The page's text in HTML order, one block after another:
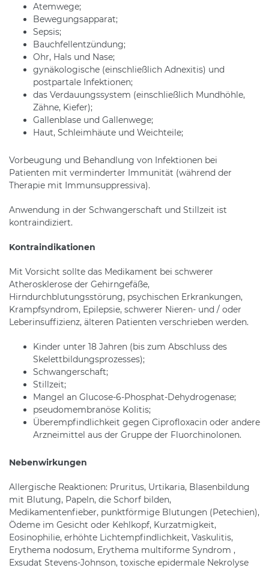
Atemwege;
Bewegungsapparat;
Sepsis;
Bauchfellentzündung;
Ohr, Hals und Nase;
gynäkologische (einschließlich Adnexitis) und
postpartale Infektionen;
das Verdauungssystem (einschließlich Mundhöhle,
Zähne, Kiefer);
Gallenblase und Gallenwege;
Haut, Schleimhäute und Weichteile;
Vorbeugung und Behandlung von Infektionen bei
Patienten mit verminderter Immunität (während der
Therapie mit Immunsuppressiva).
Anwendung in der Schwangerschaft und Stillzeit ist
kontraindiziert.
Kontraindikationen
Mit Vorsicht sollte das Medikament bei schwerer
Atherosklerose der Gehirngefäße,
Hirndurchblutungsstörung, psychischen Erkrankungen,
Krampfsyndrom, Epilepsie, schwerer Nieren- und / oder
Leberinsuffizienz, älteren Patienten verschrieben werden.
Kinder unter 18 Jahren (bis zum Abschluss des
Skelettbildungsprozesses);
Schwangerschaft;
Stillzeit;
Mangel an Glucose-6-Phosphat-Dehydrogenase;
pseudomembranöse Kolitis;
Überempfindlichkeit gegen Ciprofloxacin oder andere
Arzneimittel aus der Gruppe der Fluorchinolonen.
Nebenwirkungen
Allergische Reaktionen: Pruritus, Urtikaria, Blasenbildung
mit Blutung, Papeln, die Schorf bilden,
Medikamentenfieber, punktförmige Blutungen (Petechien),
Ödeme im Gesicht oder Kehlkopf, Kurzatmigkeit,
Eosinophilie, erhöhte Lichtempfindlichkeit, Vaskulitis,
Erythema nodosum, Erythema multiforme Syndrom ,
Exsudat Stevens-Johnson, toxische epidermale Nekrolyse